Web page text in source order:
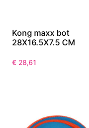
Kong maxx bot
28X16.5X7.5 CM
€ 28,61